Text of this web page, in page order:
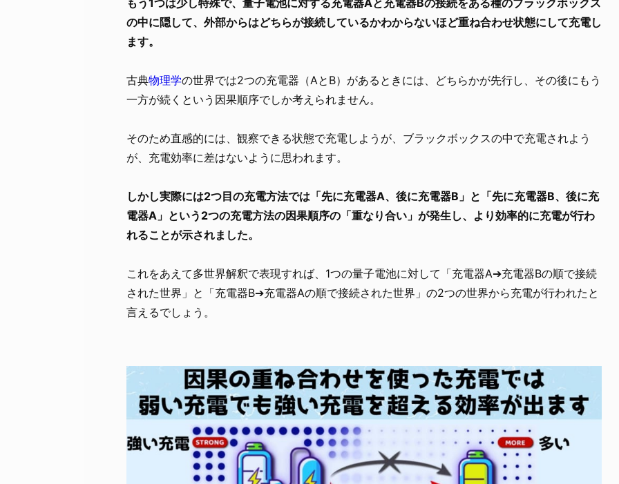
の中に隠して、外部からはどちらが接続しているかわからないほど重ね合わせ状態にして充電し
ます。
古典物理学の世界では2つの充電器（AとB）があるときには、どちらかが先行し、その後にもう
一方が続くという因果順序でしか考えられません。
そのため直感的には、観察できる状態で充電しようが、ブラックボックスの中で充電されよう
が、充電効率に差はないように思われます。
しかし実際には2つ目の充電方法では「先に充電器A、後に充電器B」と「先に充電器B、後に充
電器A」という2つの充電方法の因果順序の「重なり合い」が発生し、より効率的に充電が行わ
れることが示されました。
これをあえて多世界解釈で表現すれば、1つの量子電池に対して「充電器A➔充電器Bの順で接続
された世界」と「充電器B➔充電器Aの順で接続された世界」の2つの世界から充電が行われたと
言えるでしょう。